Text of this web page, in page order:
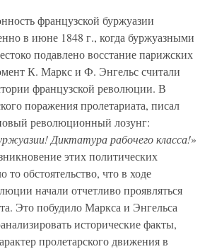
французской буржуазии
в июне 1848 г., когда буржуазными
подавлено восстание парижских
К. Маркс и Ф. Энгельс считали
французской революции. В
поражения пролетариата, писал
революционный лозунг:
Диктатура рабочего класса!»
этих политических
то обстоятельство, что в ходе
начали отчетливо проявляться
Это побудило Маркса и Энгельса
исторические факты,
пролетарского движения в